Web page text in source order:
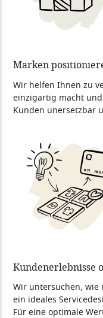
Marken
Wir helfen Ihnen zu
einzigartig macht
Kunden unersetzbar
Kundenerlebnisse
Wir untersuchen, wie
ein ideales
Für eine optimale